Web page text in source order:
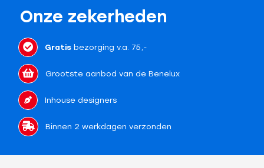
Onze zekerheden
Gratisbezorging v.a. 75,-
Grootste aanbod van de Benelux
Inhouse designers
Binnen 2 werkdagen verzonden